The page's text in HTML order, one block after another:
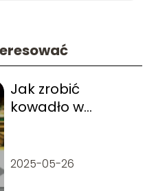
Jak zrobić
kowadło w
2025-05-26